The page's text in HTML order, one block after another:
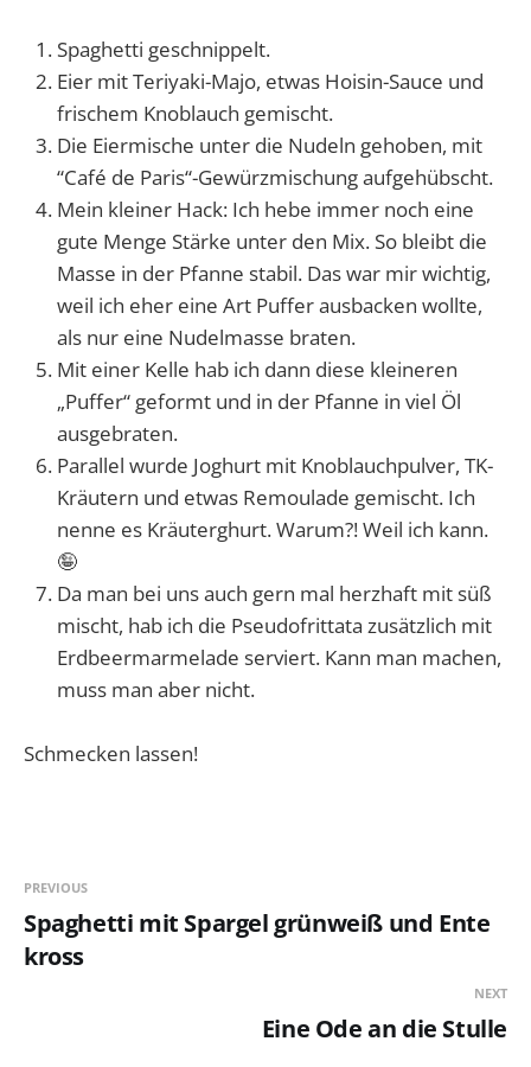
Spaghetti geschnippelt.
Eier mit Teriyaki-Majo, etwas Hoisin-Sauce und
frischem Knoblauch gemischt.
Die Eiermische unter die Nudeln gehoben, mit
“Café de Paris“-Gewürzmischung aufgehübscht.
Mein kleiner Hack: Ich hebe immer noch eine
gute Menge Stärke unter den Mix. So bleibt die
Masse in der Pfanne stabil. Das war mir wichtig,
weil ich eher eine Art Puffer ausbacken wollte,
als nur eine Nudelmasse braten.
Mit einer Kelle hab ich dann diese kleineren
„Puffer“ geformt und in der Pfanne in viel Öl
ausgebraten.
Parallel wurde Joghurt mit Knoblauchpulver, TK-
Kräutern und etwas Remoulade gemischt. Ich
nenne es Kräuterghurt. Warum?! Weil ich kann.
🤪
Da man bei uns auch gern mal herzhaft mit süß
mischt, hab ich die Pseudofrittata zusätzlich mit
Erdbeermarmelade serviert. Kann man machen,
muss man aber nicht.
Schmecken lassen!
PREVIOUS
Spaghetti mit Spargel grünweiß und Ente
kross
NEXT
Eine Ode an die Stulle